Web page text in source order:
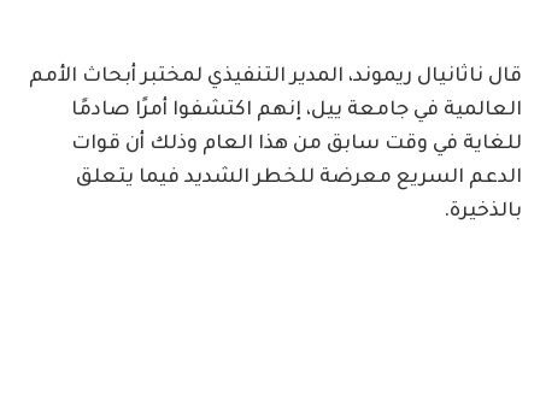
قال ‏ناثانيال ريموند، المدير التنفيذي لمختبر أبحاث الأمم
العالمية في جامعة ييل، إنهم اكتشفوا أمرًا صادمًا
للغاية في وقت سابق من هذا العام وذلك أن قوات
الدعم السريع معرضة للخطر الشديد فيما يتعلق
بالذخيرة.